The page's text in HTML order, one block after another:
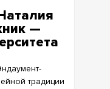
—
традиции